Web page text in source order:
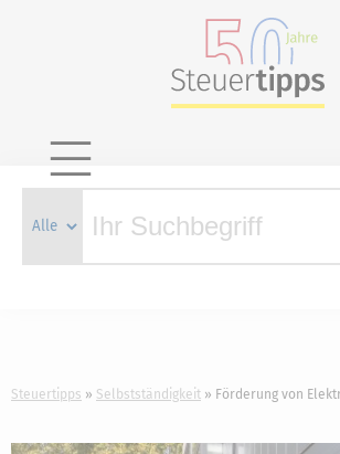
Steuertipps Selbstständigkeit Förderung von